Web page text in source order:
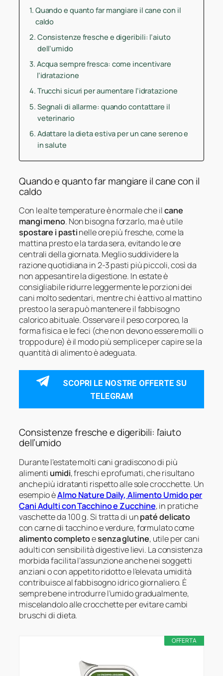
Quando e quanto far mangiare il cane con il
caldo
Consistenze fresche e digeribili: l’aiuto
dell’umido
Acqua sempre fresca: come incentivare
l’idratazione
Trucchi sicuri per aumentare l’idratazione
Segnali di allarme: quando contattare il
veterinario
Adattare la dieta estiva per un cane sereno e
in salute
Quando e quanto far mangiare il cane con il
caldo
Con le alte temperature è normale che ilcane
mangi meno. Non bisogna forzarlo, ma è utile
spostare i pastinelle ore più fresche, come la
mattina presto e la tarda sera, evitando le ore
centrali della giornata. Meglio suddividere la
razione quotidiana in 2-3 pasti più piccoli, così da
non appesantire la digestione. In estate è
consigliabile ridurre leggermente le porzioni dei
cani molto sedentari, mentre chi è attivo al mattino
presto o la sera può mantenere il fabbisogno
calorico abituale. Osservare il peso corporeo, la
forma fisica e le feci (che non devono essere molli o
troppo dure) è il modo più semplice per capire se la
quantità di alimento è adeguata.
SCOPRI LE NOSTRE OFFERTE SU
TELEGRAM
Consistenze fresche e digeribili: l’aiuto
dell’umido
Durante l’estate molti cani gradiscono di più
alimenti umidi, freschi e profumati, che risultano
anche più idratanti rispetto alle sole crocchette. Un
esempio èAlmo Nature Daily, Alimento Umido per
Cani Adulti con Tacchino e Zucchine, in pratiche
vaschette da 100 g. Si tratta di unpaté delicato
con carne di tacchino e verdure, formulato come
alimento completoesenza glutine, utile per cani
adulti con sensibilità digestive lievi. La consistenza
morbida facilita l’assunzione anche nei soggetti
anziani o con appetito ridotto e l’elevata umidità
contribuisce al fabbisogno idrico giornaliero. È
sempre bene introdurre l’umido gradualmente,
miscelandolo alle crocchette per evitare cambi
bruschi di dieta.
OFFERTA